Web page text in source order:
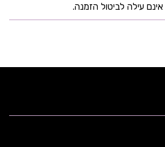
אינם עילה לביטול הזמנה.